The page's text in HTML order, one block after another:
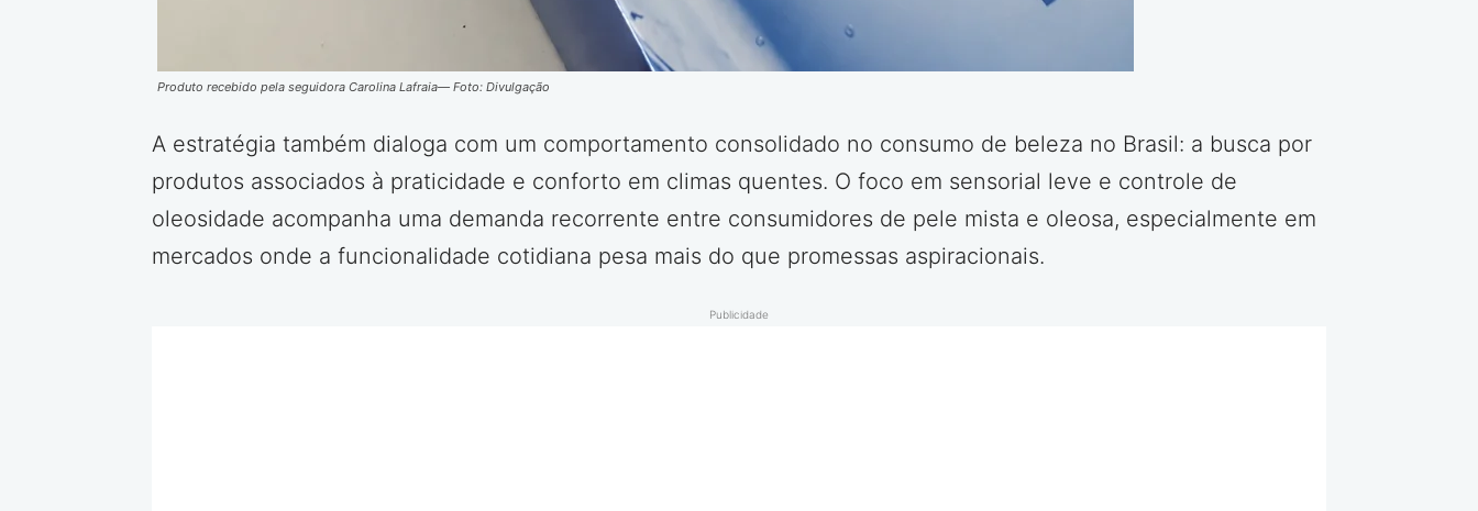
Produto recebido pela seguidora Carolina Lafraia— Foto: Divulgação
A estratégia também dialoga com um comportamento consolidado no consumo de beleza no Brasil: a busca por
produtos associados à praticidade e conforto em climas quentes. O foco em sensorial leve e controle de
oleosidade acompanha uma demanda recorrente entre consumidores de pele mista e oleosa, especialmente em
mercados onde a funcionalidade cotidiana pesa mais do que promessas aspiracionais.
Publicidade